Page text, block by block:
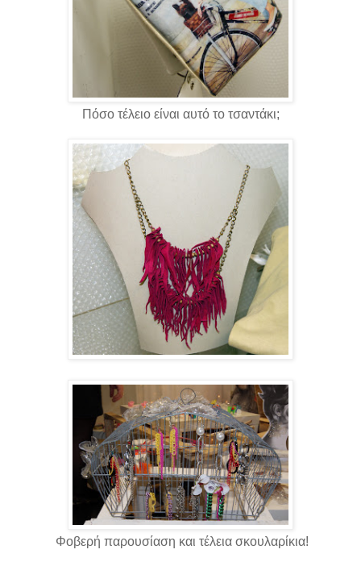
Πόσο τέλειο είναι αυτό το τσαντάκι;
Φοβερή παρουσίαση και τέλεια σκουλαρίκια!